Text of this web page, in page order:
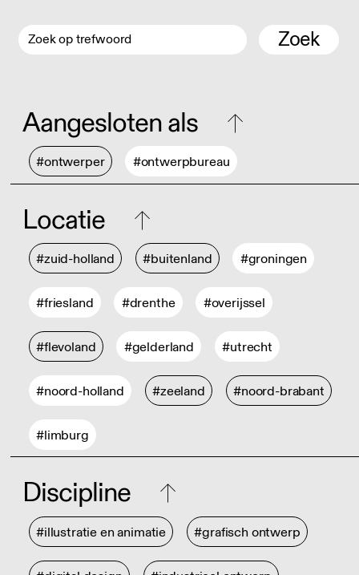
Zoek
Aangesloten als
#ontwerper #ontwerpbureau
Locatie
#zuid-holland #buitenland #groningen
#friesland #drenthe #overijssel
#flevoland #gelderland #utrecht
#noord-holland #zeeland #noord-brabant
#limburg
Discipline
#illustratie en animatie #grafisch ontwerp